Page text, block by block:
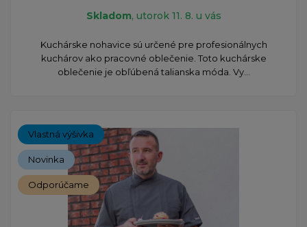
Skladom, utorok 11. 8. u vás
Kuchárske nohavice sú určené pre profesionálnych
kuchárov ako pracovné oblečenie. Toto kuchárske
oblečenie je obľúbená talianska móda. Vy...
Vlastná výšivka
Novinka
Odporúčame